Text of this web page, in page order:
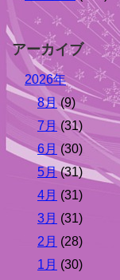
アーカイブ
2026年
8月(9)
7月 (31)
6月 (30)
5月(31)
4月 (31)
3月 (31)
2月 (28)
1月 (30)